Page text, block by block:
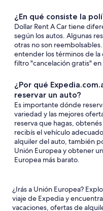
¿En qué consiste la
Dollar Rent A Car tiene
según los autos. Algunas
otras no son
entender los términos de la
filtro "cancelación gratis"
¿Por qué
reservar un auto?
Es importante dónde
variedad y las mejores
reserva que hagas,
recibís el vehículo
alquiler del auto, también
Unión Europea y obtener
Europea más barato.
¿Irás a Unión Europea?
viaje de Expedia y
vacaciones, ofertas de